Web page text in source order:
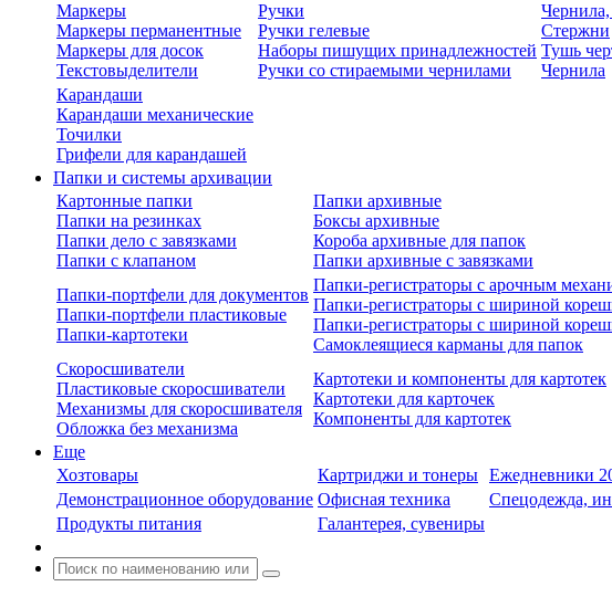
Маркеры
Маркеры перманентные
Маркеры для досок
Текстовыделители
Ручки
Ручки гелевые
Наборы пишущих принадлежностей
Ручки со стираемыми чернилами
Стержни
Тушь
Чернила
Карандаши
Карандаши механические
Точилки
Грифели для карандашей
Папки и системы архивации
Картонные папки
Папки на резинках
Папки дело с завязками
Папки с клапаном
Папки архивные
Боксы архивные
Короба архивные для папок
Папки архивные с завязками
Папки-портфели для документов
Папки-портфели пластиковые
Папки-картотеки
Папки-регистраторы с арочным
Папки-регистраторы с шириной
Папки-регистраторы с шириной
Самоклеящиеся карманы для папок
Скоросшиватели
Пластиковые скоросшиватели
Механизмы для скоросшивателя
Обложка без механизма
Картотеки и компоненты для картотек
Картотеки для карточек
Компоненты для картотек
Еще
Хозтовары
Картриджи и тонеры Ежедневники
Демонстрационное оборудование Офисная техника Спецодежда,
Продукты питания
Галантерея, сувениры